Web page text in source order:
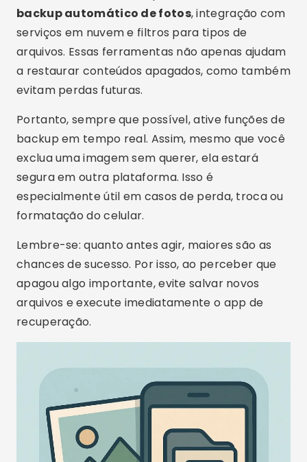
Conclusão
Perder fotos pode ser desesperador, mas
felizmente hoje existem diversas soluções
eficazes pararecuperar fotos apagadas
recursos avançados, usabilidade simples e estão
disponíveis parabaixar agora, com versões
gratuitas e pagas.
Seja qual for o seu nível de conhecimento,
necessidade, fazer o
playstore
iniciar a varredura.
Com as ferramentas certas e um pouco de
agilidade, suas fotos podem ser recuperadas em